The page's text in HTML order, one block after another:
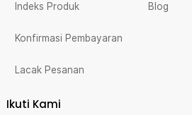
Indeks Produk
Konfirmasi Pembayaran
Lacak Pesanan
Blog
Ikuti Kami